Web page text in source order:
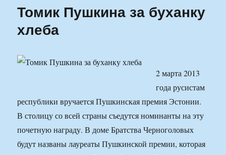
Томик Пушкина за буханку
хлеба
2 марта 2013
года русистам
республики вручается Пушкинская премия Эстонии.
В столицу со всей страны съедутся номинанты на эту
почетную награду. В доме Братства Черноголовых
будут названы лауреаты Пушкинской премии, которая